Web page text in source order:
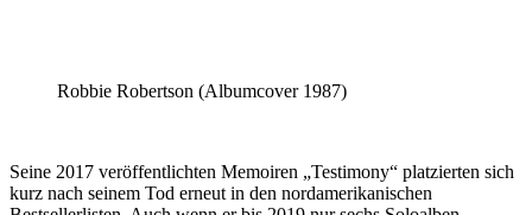
Robbie Robertson (Albumcover 1987)
Seine 2017 veröffentlichten Memoiren „Testimony“ platzierten sich
kurz nach seinem Tod erneut in den nordamerikanischen